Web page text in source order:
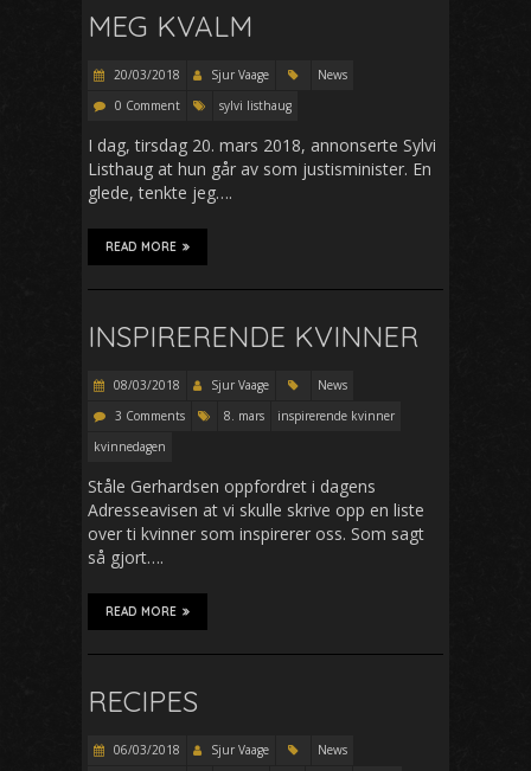
MEG KVALM
20/03/2018 Sjur Vaage
News
0 Comment
sylvi listhaug
I dag, tirsdag 20. mars 2018, annonserte Sylvi
Listhaug at hun går av som justisminister. En
glede, tenkte jeg….
READ MORE
INSPIRERENDE KVINNER
08/03/2018 Sjur Vaage
News
3 Comments
8. mars
inspirerende kvinner
kvinnedagen
Ståle Gerhardsen oppfordret i dagens
Adresseavisen at vi skulle skrive opp en liste
over ti kvinner som inspirerer oss. Som sagt
så gjort….
READ MORE
RECIPES
06/03/2018 Sjur Vaage
News